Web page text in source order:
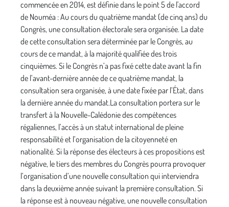
commencée en 2014, est définie dans le point 5 de l'accord
de Nouméa : Au cours du quatrième mandat (de cinq ans) du
Congrès, une consultation électorale sera organisée. La date
de cette consultation sera déterminée par le Congrès, au
cours de ce mandat, à la majorité qualifiée des trois
cinquièmes. Si le Congrès n’a pas fixé cette date avant la fin
de l’avant-dernière année de ce quatrième mandat, la
consultation sera organisée, à une date fixée par l’État, dans
la dernière année du mandat.La consultation portera sur le
transfert à la Nouvelle-Calédonie des compétences
régaliennes, l’accès à un statut international de pleine
responsabilité et l’organisation de la citoyenneté en
nationalité. Si la réponse des électeurs à ces propositions est
négative, le tiers des membres du Congrès pourra provoquer
l’organisation d’une nouvelle consultation qui interviendra
dans la deuxième année suivant la première consultation. Si
la réponse est à nouveau négative, une nouvelle consultation